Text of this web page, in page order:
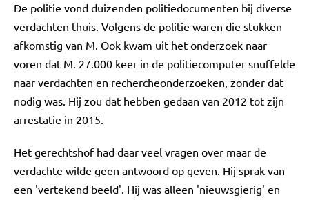
De politie vond duizenden politiedocumenten bij diverse
verdachten thuis. Volgens de politie waren die stukken
afkomstig van M. Ook kwam uit het onderzoek naar
voren dat M. 27.000 keer in de politiecomputer snuffelde
naar verdachten en rechercheonderzoeken, zonder dat
nodig was. Hij zou dat hebben gedaan van 2012 tot zijn
arrestatie in 2015.
Het gerechtshof had daar veel vragen over maar de
verdachte wilde geen antwoord op geven. Hij sprak van
een 'vertekend beeld'. Hij was alleen 'nieuwsgierig' en